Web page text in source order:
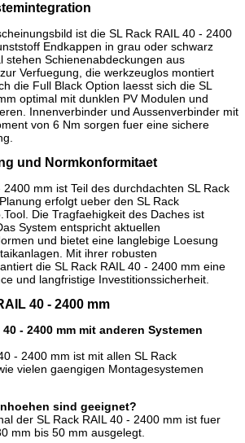
ist die SL Rack RAIL 40 - 2400
Endkappen in grau oder schwarz
stehen Schienenabdeckungen aus
Verfuegung, die werkzeuglos montiert
die Full Black Option laesst sich die SL
optimal mit dunklen PV Modulen und
Innenverbinder und Aussenverbinder mit
von 6 Nm sorgen fuer eine sichere
und Normkonformitaet
2400 mm ist Teil des durchdachten SL Rack
erfolgt ueber den SL Rack
Die Tragfaehigkeit des Daches ist
System entspricht aktuellen
und bietet eine langlebige Loesung
Mit ihrer robusten
die SL Rack RAIL 40 - 2400 mm eine
und langfristige Investitionssicherheit.
40 - 2400 mm
- 2400 mm mit anderen Systemen
- 2400 mm ist mit allen SL Rack
vielen gaengigen Montagesystemen
sind geeignet?
der SL Rack RAIL 40 - 2400 mm ist fuer
mm bis 50 mm ausgelegt.